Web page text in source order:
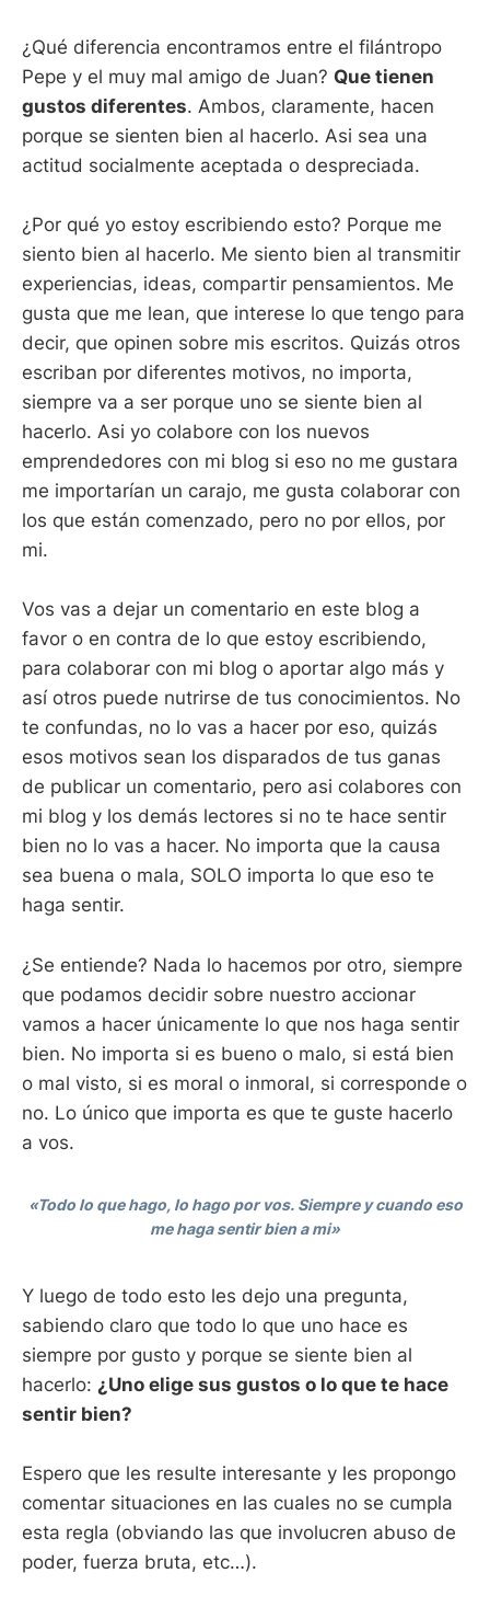
¿Qué diferencia encontramos entre el filántropo
Pepe y el muy mal amigo de Juan? Que tienen
gustos diferentes. Ambos, claramente, hacen
porque se sienten bien al hacerlo. Asi sea una
actitud socialmente aceptada o despreciada.
¿Por qué yo estoy escribiendo esto? Porque me
siento bien al hacerlo. Me siento bien al transmitir
experiencias, ideas, compartir pensamientos. Me
gusta que me lean, que interese lo que tengo para
decir, que opinen sobre mis escritos. Quizás otros
escriban por diferentes motivos, no importa,
siempre va a ser porque uno se siente bien al
hacerlo. Asi yo colabore con los nuevos
emprendedores con mi blog si eso no me gustara
me importarían un carajo, me gusta colaborar con
los que están comenzado, pero no por ellos, por
mi.
Vos vas a dejar un comentario en este blog a
favor o en contra de lo que estoy escribiendo,
para colaborar con mi blog o aportar algo más y
así otros puede nutrirse de tus conocimientos. No
te confundas, no lo vas a hacer por eso, quizás
esos motivos sean los disparados de tus ganas
de publicar un comentario, pero asi colabores con
mi blog y los demás lectores si no te hace sentir
bien no lo vas a hacer. No importa que la causa
sea buena o mala, SOLO importa lo que eso te
haga sentir.
¿Se entiende? Nada lo hacemos por otro, siempre
que podamos decidir sobre nuestro accionar
vamos a hacer únicamente lo que nos haga sentir
bien. No importa si es bueno o malo, si está bien
o mal visto, si es moral o inmoral, si corresponde o
no. Lo único que importa es que te guste hacerlo
a vos.
«Todo lo que hago, lo hago por vos. Siempre y cuando eso
me haga sentir bien a mi»
Y luego de todo esto les dejo una pregunta,
sabiendo claro que todo lo que uno hace es
siempre por gusto y porque se siente bien al
hacerlo: ¿Uno elige sus gustos o lo que te hace
sentir bien?
Espero que les resulte interesante y les propongo
comentar situaciones en las cuales no se cumpla
esta regla (obviando las que involucren abuso de
poder, fuerza bruta, etc…).